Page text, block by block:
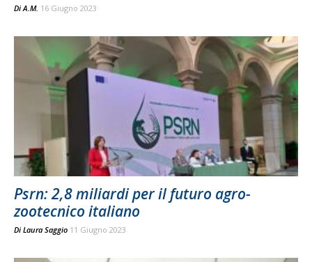
Di A.M. 16 Giugno 2023
Psrn: 2,8 miliardi per il futuro agro-
zootecnico italiano
Di Laura Saggio 11 Giugno 2023